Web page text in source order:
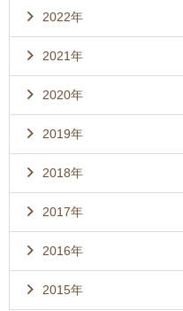
2022年
2021年
2020年
2019年
2018年
2017年
2016年
2015年